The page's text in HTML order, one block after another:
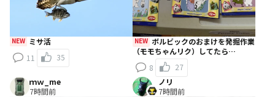
NEW ミサ活
11
35
NEW
（モモちゃんリク）してたら…
8
27
ｍｗ_me
7時間前
ノリ
7時間前